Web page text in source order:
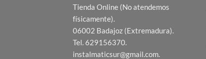
Tienda Online (No atendemos
físicamente).
06002 Badajoz (Extremadura).
Tel. 629156370.
instalmaticsur@gmail.com.